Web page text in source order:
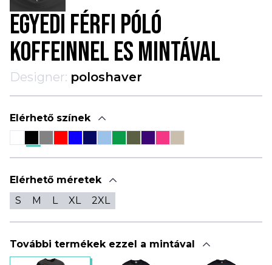
EGYEDI FÉRFI PÓLÓ
KOFFEINNEL ES MINTÁVAL
Designer: poloshaver
Elérhető színek
Elérhető méretek
S
M L XL 2XL
További termékek ezzel a mintával